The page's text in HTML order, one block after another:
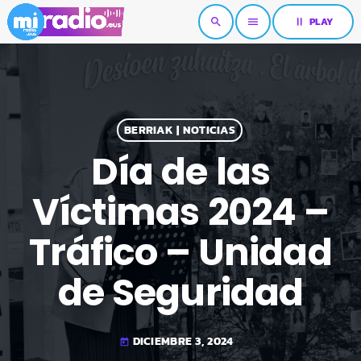
search menu pause PLAY
BERRIAK | NOTICIAS
Día de las
Víctimas 2024 –
Tráfico – Unidad
de Seguridad
today DICIEMBRE 3, 2024